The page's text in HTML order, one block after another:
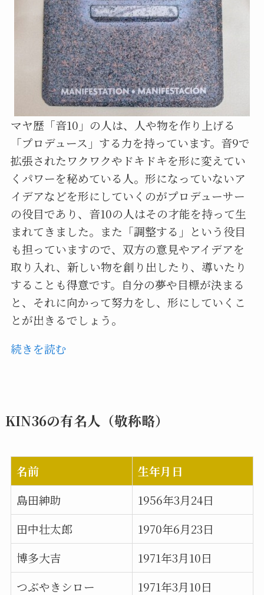
マヤ歴「音10」の人は、人や物を作り上げる
「プロデュース」する力を持っています。音9で
拡張されたワクワクやドキドキを形に変えてい
くパワーを秘めている人。形になっていないア
イデアなどを形にしていくのがプロデューサー
の役目であり、音10の人はその才能を持って生
まれてきました。また「調整する」という役目
も担っていますので、双方の意見やアイデアを
取り入れ、新しい物を創り出したり、導いたり
することも得意です。自分の夢や目標が決まる
と、それに向かって努力をし、形にしていくこ
とが出きるでしょう。
続きを読む
KIN36の有名人（敬称略）
名前
生年月日
島田紳助
1956年3月24日
田中壮太郎
1970年6月23日
博多大吉
1971年3月10日
つぶやきシロー
1971年3月10日